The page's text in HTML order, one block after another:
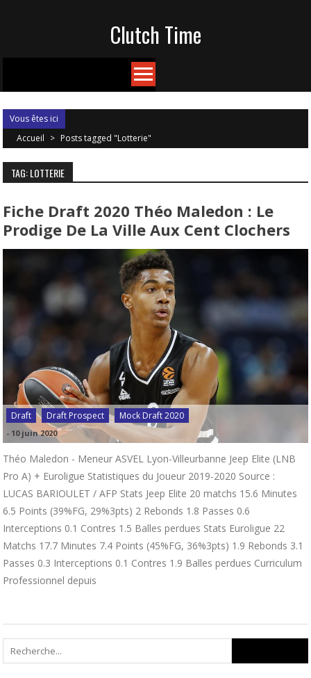
Clutch Time
Vous êtes ici
Accueil > Posts tagged "Lotterie"
TAG: LOTTERIE
Fiche Draft 2020 Théo Maledon : Le
Prodige De La Ville Aux Cent Clochers
Draft Draft Prospect Mock Draft 2020
- 10 juin 2020
Théo Maledon - Meneur ASVEL Lyon-Villeurbanne Jeep Elite (LNB
Pro A) + Euroligue Statistiques du Joueur 2019-2020 Source :
LUCAS BARIOULET / AFP Stats Jeep Elite 20 matchs 15.6 Minutes
6.5 Points (39%FG, 29%3pts) 2 Rebonds 1.8 Passes 0.6
Interceptions 0.1 Contres 1.5 Balles perdues Stats Euroligue 22
Matchs 17.7 Minutes 7.4 Points (45%FG, 36%3pts) 1.9 Rebonds 3.1
Passes 0.3 Interceptions 0.1 Contres 1.9 Balles perdues Curriculum
Professionnel depuis
for: